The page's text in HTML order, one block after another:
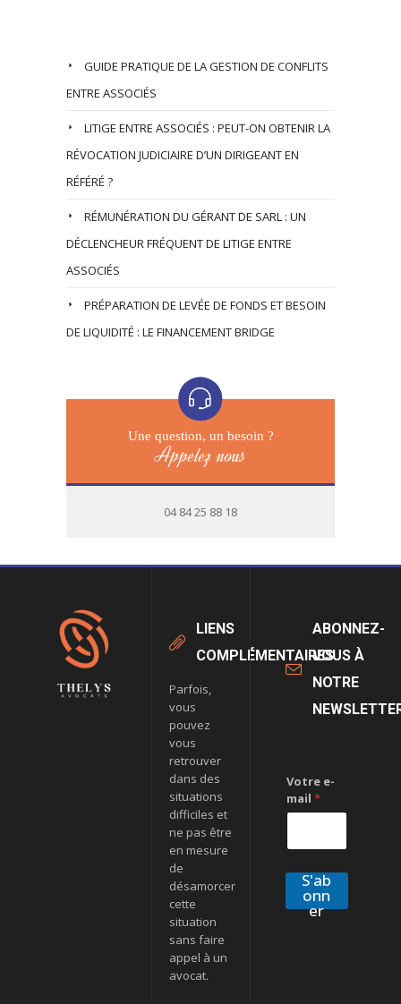
GUIDE PRATIQUE DE LA GESTION DE CONFLITS
ENTRE ASSOCIÉS
LITIGE ENTRE ASSOCIÉS : PEUT-ON OBTENIR LA
RÉVOCATION JUDICIAIRE D’UN DIRIGEANT EN
RÉFÉRÉ ?
RÉMUNÉRATION DU GÉRANT DE SARL : UN
DÉCLENCHEUR FRÉQUENT DE LITIGE ENTRE
ASSOCIÉS
PRÉPARATION DE LEVÉE DE FONDS ET BESOIN
DE LIQUIDITÉ : LE FINANCEMENT BRIDGE
Une question, un besoin ?
Appelez nous
04 84 25 88 18
LIENS
COMPLÉMENTAIRES
Parfois,
vous
pouvez
vous
retrouver
dans des
situations
difficiles et
ne pas être
en mesure
de
désamorcer
cette
situation
sans faire
appel à un
avocat.
ABONNEZ-
VOUS À
NOTRE
Votre e-
mail *
S'ab
onn
er